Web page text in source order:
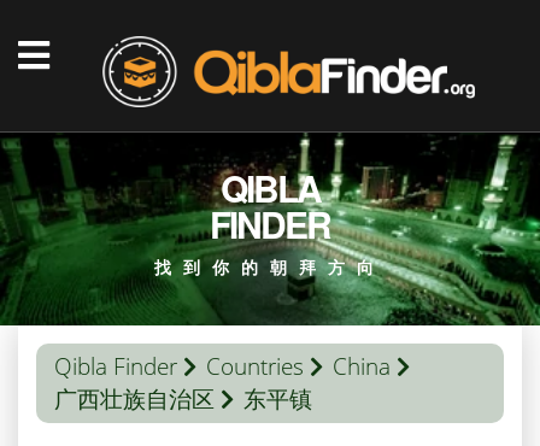
QIBLA
FINDER
找到你的朝拜方向
Qibla Finder Countries
China
广西壮族自治区
东平镇